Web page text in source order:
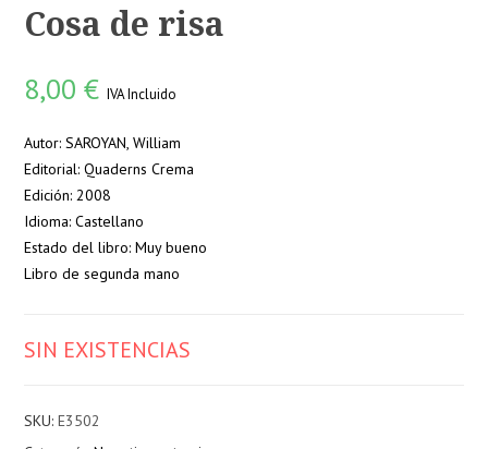
Cosa de risa
8,00€ IVA Incluido
Autor: SAROYAN, William
Editorial: Quaderns Crema
Edición: 2008
Idioma: Castellano
Estado del libro: Muy bueno
Libro de segunda mano
SIN EXISTENCIAS
SKU:E3502